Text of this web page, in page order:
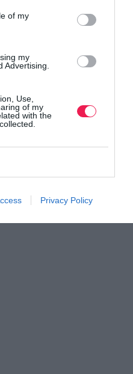
of my
my
Advertising.
Use,
of my
with the
Privacy Policy